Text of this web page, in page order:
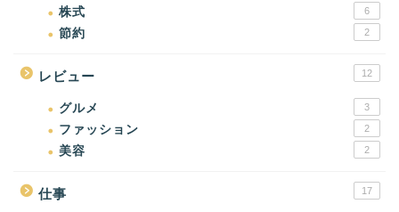
株式 6
節約 2
レビュー 12
グルメ 3
ファッション 2
美容 2
仕事 17